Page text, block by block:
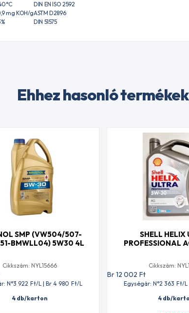
DIN EN ISO 2592
mg KOH/gASTM D2896
DIN 51575
Ehhez hasonló termékek
SMP (VW504/507-
BMWLL04) 5W30 4L
Cikkszám: NYL15666
N°3 922 Ft/L | Br 4 980 Ft/L
4 db/karton
SHELL HELIX
PROFESSIONAL
Cikkszám:
Br 12 002 Ft
Egységár: N°2 363 Ft/L
4 db/